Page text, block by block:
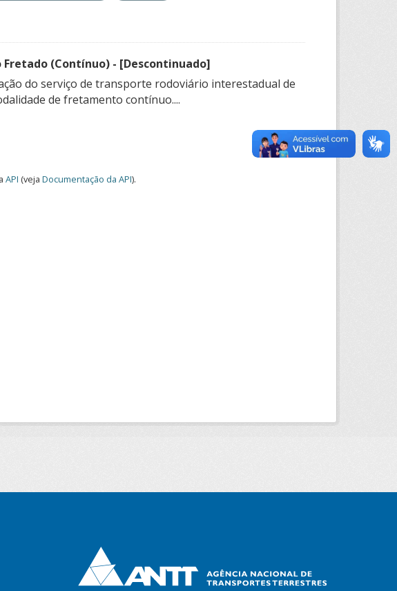
(Contínuo) - [Descontinuado]
do serviço de transporte rodoviário interestadual de
de fretamento contínuo....
API (veja Documentação da API).